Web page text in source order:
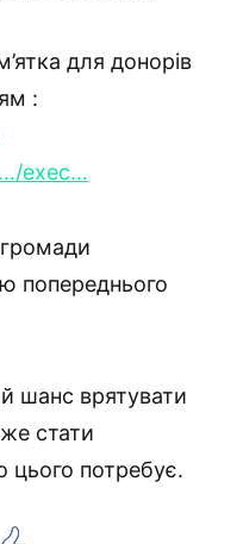
для донорів
:
exec…
попереднього
шанс врятувати
стати
цього потребує.